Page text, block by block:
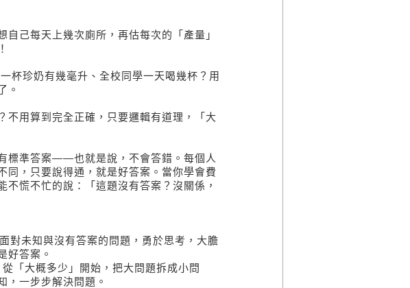
己每天上幾次廁所，再估每次的「產量」
杯珍奶有幾毫升、全校同學一天喝幾杯？用
。
不用算到完全正確，只要邏輯有道理，「大
標準答案——也就是說，不會答錯。每個人
同，只要說得通，就是好答案。當你學會費
不慌不忙的說：「這題沒有答案？沒關係，
面對未知與沒有答案的問題，勇於思考，大膽
好答案。
從「大概多少」開始，把大問題拆成小問
，一步步解決問題。